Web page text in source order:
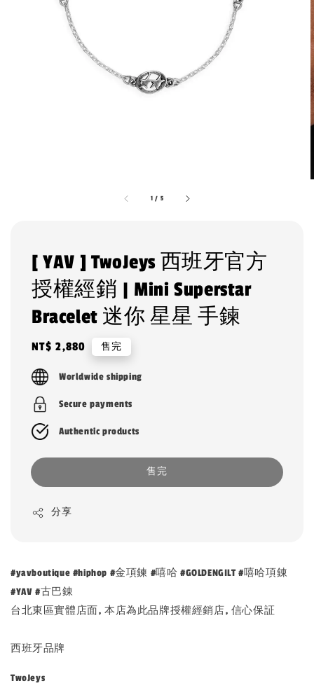
1 / 5
[ YAV ] TwoJeys 西班牙官方
授權經銷 | Mini Superstar
Bracelet 迷你 星星 手鍊
Regular
price
NT$ 2,880 售完
Worldwide shipping
Secure payments
Authentic products
售完
分享
#yavboutique #hiphop #金項鍊 #嘻哈 #GOLDENGILT #嘻哈項錬
#YAV #古巴錬
台北東區實體店面, 本店為此品牌授權經銷店, 信心保証
西班牙品牌
TwoJeys